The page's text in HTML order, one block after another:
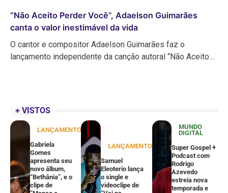
“Não Aceito Perder Você”, Adaelson Guimarães
canta o valor inestimável da vida
O cantor e compositor Adaelson Guimarães faz o
lançamento independente da canção autoral “Não Aceito…
+ VISTOS
LANÇAMENTOS
Gabriela
Gomes
apresenta seu
novo álbum,
“Bethânia”, e o
clipe de
LANÇAMENTOS
Samuel
Eleoterio lança
o single e
videoclipe de
MUNDO
DIGITAL
Super Gospel +
Podcast com
Rodrigo
Azevedo
estreia nova
temporada e